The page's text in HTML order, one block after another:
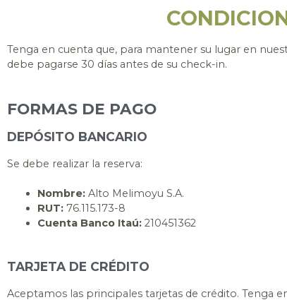
Tenga en cuenta que, para mantener su lugar en
debe pagarse 30 días antes de su check-in.
FORMAS DE PAGO
DEPÓSITO BANCARIO
Se debe realizar la reserva:
Nombre: Alto Melimoyu S.A.
RUT: 76.115.173-8
Cuenta Banco Itaú: 210451362
TARJETA DE CRÉDITO
Aceptamos las principales tarjetas de crédito. Tenga